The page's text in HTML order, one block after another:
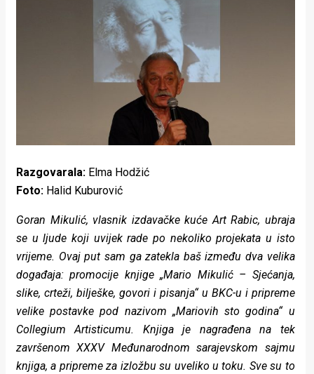
Život
pokretu
Ideje
koje
rade
Urban
Razgovarala: Elma Hodžić
Foto: Halid Kuburović
Goran Mikulić, vlasnik izdavačke kuće Art Rabic, ubraja
se u ljude koji uvijek rade po nekoliko projekata u isto
vrijeme. Ovaj put sam ga zatekla baš između dva velika
događaja: promocije knjige „Mario Mikulić – Sjećanja,
slike, crteži, bilješke, govori i pisanja“ u BKC-u i pripreme
velike postavke pod nazivom „Mariovih sto godina“ u
Collegium Artisticumu. Knjiga je nagrađena na tek
završenom XXXV Međunarodnom sarajevskom sajmu
knjiga, a pripreme za izložbu su uveliko u toku. Sve su to